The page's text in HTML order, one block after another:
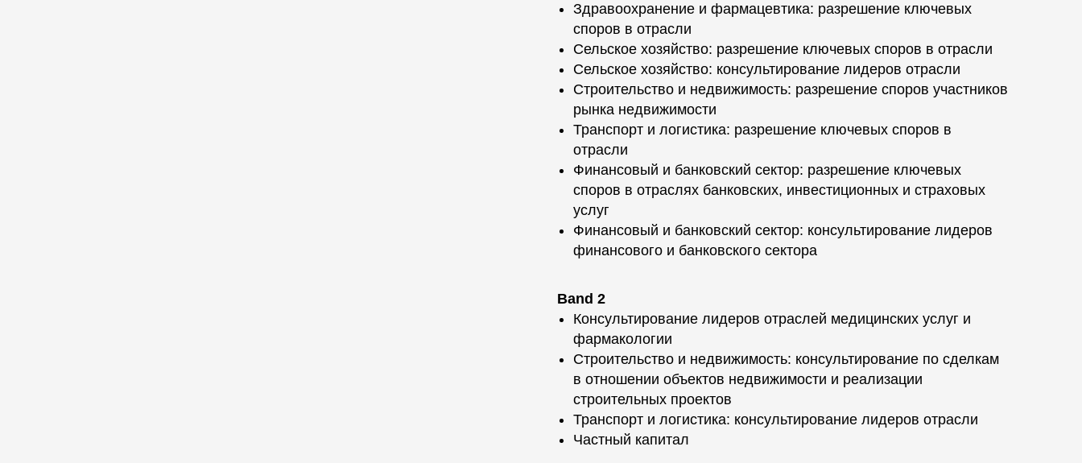
Здравоохранение и фармацевтика: разрешение ключевых
споров в отрасли
Сельское хозяйство: разрешение ключевых споров в отрасли
Сельское хозяйство: консультирование лидеров отрасли
Строительство и недвижимость: разрешение споров участников
рынка недвижимости
Транспорт и логистика: разрешение ключевых споров в
отрасли
Финансовый и банковский сектор: разрешение ключевых
споров в отраслях банковских, инвестиционных и страховых
услуг
Финансовый и банковский сектор: консультирование лидеров
финансового и банковского сектора
Band 2
Консультирование лидеров отраслей медицинских услуг и
фармакологии
Строительство и недвижимость: консультирование по сделкам
в отношении объектов недвижимости и реализации
строительных проектов
Транспорт и логистика: консультирование лидеров отрасли
Частный капитал